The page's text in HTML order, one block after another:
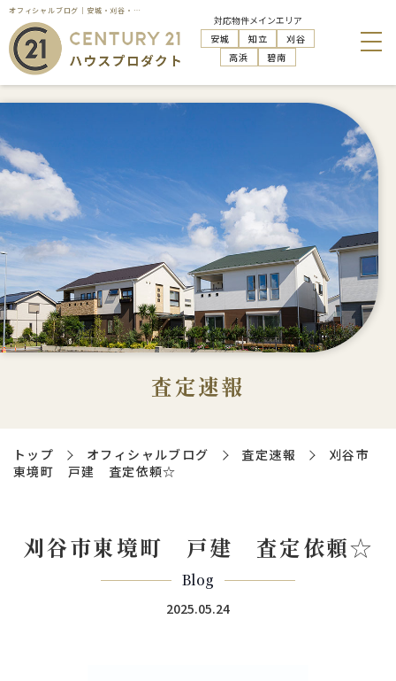
オフィシャルブログ｜安城・刈谷・知立・高浜の不動産売却はハウスプロダクト
対応物件メインエリア
安城
知立
刈谷
高浜
碧南
査定速報
トップ オフィシャルブログ 査定速報
刈谷市
東境町 戸建 査定依頼☆
刈谷市東境町 戸建 査定依頼☆
Blog
2025.05.24